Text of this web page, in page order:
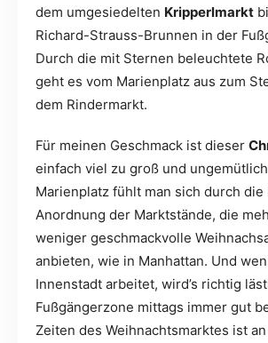
dem umgesiedelten Kripperlmarkt
Richard-Strauss-Brunnen in der
Durch die mit Sternen beleuchtete
geht es vom Marienplatz aus zum
dem Rindermarkt.
Für meinen Geschmack ist dieser
einfach viel zu groß und
Marienplatz fühlt man sich durch
Anordnung der Marktstände, die
weniger geschmackvolle
anbieten, wie in Manhattan. Und
Innenstadt arbeitet, wird’s richtig
Fußgängerzone mittags immer gut
Zeiten des Weihnachtsmarktes ist